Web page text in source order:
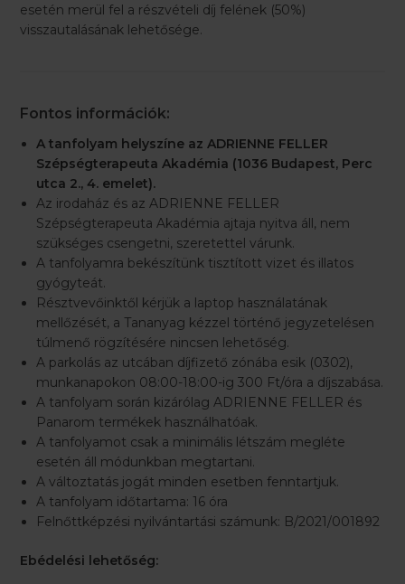
esetén merül fel a részvételi díj felének (50%)
visszautalásának lehetősége.
Fontos információk:
A tanfolyam helyszíne az ADRIENNE FELLER
Szépségterapeuta Akadémia (1036 Budapest, Perc
utca 2., 4. emelet).
Az irodaház és az ADRIENNE FELLER
Szépségterapeuta Akadémia ajtaja nyitva áll, nem
szükséges csengetni, szeretettel várunk.
A tanfolyamra bekészítünk tisztított vizet és illatos
gyógyteát.
Résztvevőinktől kérjük a laptop használatának
mellőzését, a Tananyag kézzel történő jegyzetelésen
túlmenő rögzítésére nincsen lehetőség.
A parkolás az utcában díjfizető zónába esik (0302),
munkanapokon 08:00-18:00-ig 300 Ft/óra a díjszabása.
A tanfolyam során kizárólag ADRIENNE FELLER és
Panarom termékek használhatóak.
A tanfolyamot csak a minimális létszám megléte
esetén áll módunkban megtartani.
A változtatás jogát minden esetben fenntartjuk.
A tanfolyam időtartama: 16 óra
Felnőttképzési nyilvántartási számunk: B/2021/001892
Ebédelési lehetőség: